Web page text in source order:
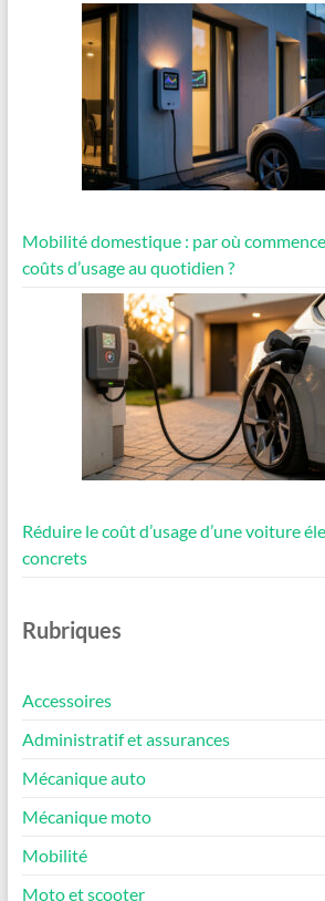
Mobilité domestique : par où
coûts d’usage au quotidien ?
Réduire le coût d’usage d’une voiture
concrets
Rubriques
Accessoires
Administratif et assurances
Mécanique auto
Mécanique moto
Mobilité
Moto et scooter